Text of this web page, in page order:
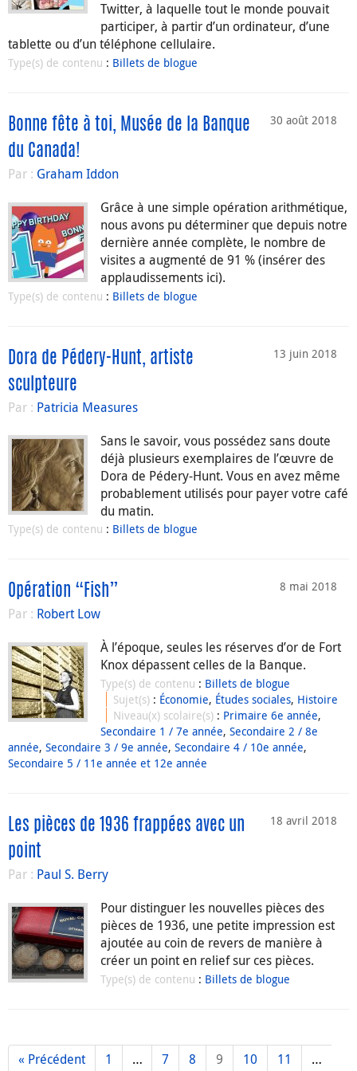
Twitter, à laquelle tout le monde pouvait
participer, à partir d’un ordinateur, d’une
tablette ou d’un téléphone cellulaire.
Type(s) de contenu : Billets de blogue
30 août 2018
Bonne fête à toi, Musée de la Banque
du Canada!
Par : Graham Iddon
Grâce à une simple opération arithmétique,
nous avons pu déterminer que depuis notre
dernière année complète, le nombre de
visites a augmenté de 91 % (insérer des
applaudissements ici).
Type(s) de contenu : Billets de blogue
13 juin 2018
Dora de Pédery-Hunt, artiste
sculpteure
Par : Patricia Measures
Sans le savoir, vous possédez sans doute
déjà plusieurs exemplaires de l’œuvre de
Dora de Pédery-Hunt. Vous en avez même
probablement utilisés pour payer votre café
du matin.
Type(s) de contenu : Billets de blogue
8 mai 2018
Opération “Fish”
Par : Robert Low
À l’époque, seules les réserves d’or de Fort
Knox dépassent celles de la Banque.
Type(s) de contenu : Billets de blogue
Sujet(s) : Économie, Études sociales, Histoire
Niveau(x) scolaire(s) : Primaire 6e année,
Secondaire 1 / 7e année, Secondaire 2 / 8e
année, Secondaire 3 / 9e année, Secondaire 4 / 10e année,
Secondaire 5 / 11e année et 12e année
18 avril 2018
Les pièces de 1936 frappées avec un
point
Par : Paul S. Berry
Pour distinguer les nouvelles pièces des
pièces de 1936, une petite impression est
ajoutée au coin de revers de manière à
créer un point en relief sur ces pièces.
Type(s) de contenu : Billets de blogue
« Précédent 1 … 7 8 9 10 11
…